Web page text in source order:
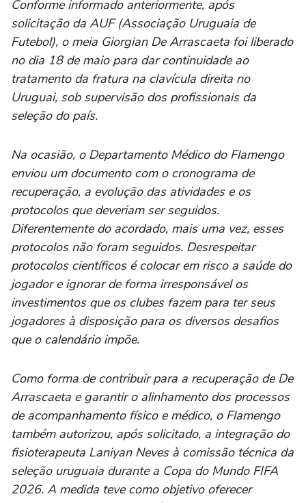
Conforme informado anteriormente, após
solicitação da AUF (Associação Uruguaia de
Futebol), o meia Giorgian De Arrascaeta foi liberado
no dia 18 de maio para dar continuidade ao
tratamento da fratura na clavícula direita no
Uruguai, sob supervisão dos profissionais da
seleção do país.
Na ocasião, o Departamento Médico do Flamengo
enviou um documento com o cronograma de
recuperação, a evolução das atividades e os
protocolos que deveriam ser seguidos.
Diferentemente do acordado, mais uma vez, esses
protocolos não foram seguidos. Desrespeitar
protocolos científicos é colocar em risco a saúde do
jogador e ignorar de forma irresponsável os
investimentos que os clubes fazem para ter seus
jogadores à disposição para os diversos desafios
que o calendário impõe.
Como forma de contribuir para a recuperação de De
Arrascaeta e garantir o alinhamento dos processos
de acompanhamento físico e médico, o Flamengo
também autorizou, após solicitado, a integração do
fisioterapeuta Laniyan Neves à comissão técnica da
seleção uruguaia durante a Copa do Mundo FIFA
2026. A medida teve como objetivo oferecer